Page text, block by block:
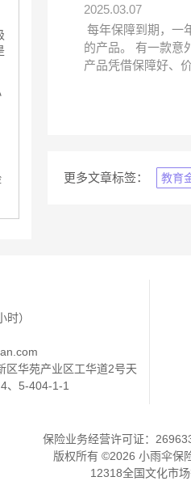
2025.03.07
每年保障到期，一
的产品。 有一款意
产品凭借保障好、
更多文章标签： 教育
）
区华苑产业区工华道2号天
、5-404-1-1
保险业务经营许可证：
版权所有 ©2026 小雨伞保
12318全国文化市